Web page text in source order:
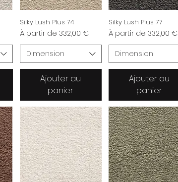
Silky Lush Plus 74
À partir de 332,00 €
Prix promotionnel
Dimension
Ajouter au
panier
Silky Lush Plus 77
À partir de 332,00 €
Prix promotionnel
Dimension
Ajouter au
panier